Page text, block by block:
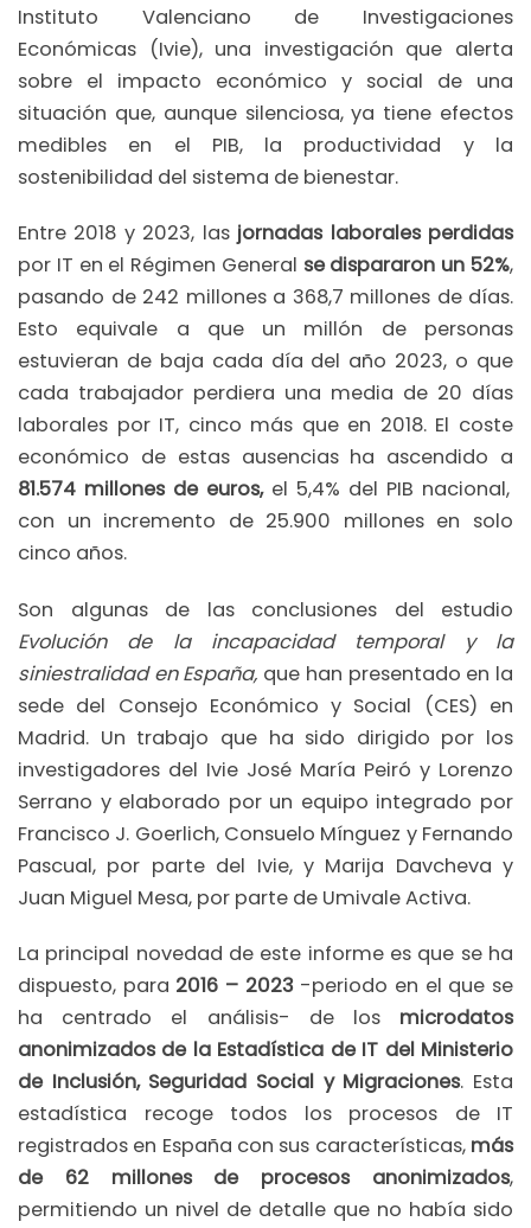
Instituto Valenciano de Investigaciones
Económicas (Ivie), una investigación que alerta
sobre el impacto económico y social de una
situación que, aunque silenciosa, ya tiene efectos
medibles en el PIB, la productividad y la
sostenibilidad del sistema de bienestar.
Entre 2018 y 2023, lasjornadas laborales perdidas
por IT en el Régimen General se dispararon un 52%,
pasando de 242 millones a 368,7 millones de días.
Esto equivale a que un millón de personas
estuvieran de baja cada día del año 2023, o que
cada trabajador perdiera una media de 20 días
laborales por IT, cinco más que en 2018. El coste
económico de estas ausencias ha ascendido a
81.574 millones de euros,el 5,4% del PIB nacional,
con un incremento de 25.900 millones en solo
cinco años.
Son algunas de las conclusiones del estudio
Evolución de la incapacidad temporal y la
siniestralidad en España, que han presentado en la
sede del Consejo Económico y Social (CES) en
Madrid. Un trabajo que ha sido dirigido por los
investigadores del Ivie José María Peiró y Lorenzo
Serrano y elaborado por un equipo integrado por
Francisco J. Goerlich, Consuelo Mínguez y Fernando
Pascual, por parte del Ivie, y Marija Davcheva y
Juan Miguel Mesa, por parte de Umivale Activa.
La principal novedad de este informe es que se ha
dispuesto, para 2016 – 2023-periodo en el que se
ha centrado el análisis- de los microdatos
anonimizados de la Estadística de IT del Ministerio
de Inclusión, Seguridad Social y Migraciones. Esta
estadística recoge todos los procesos de IT
registrados en España con sus características, más
de 62 millones de procesos anonimizados,
permitiendo un nivel de detalle que no había sido